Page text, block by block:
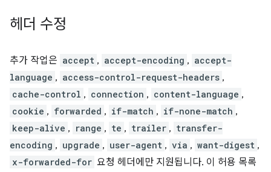
헤더 수정
추가 작업은 accept , accept-encoding , accept-
language , access-control-request-headers ,
cache-control , connection , content-language ,
cookie , forwarded , if-match , if-none-match ,
keep-alive , range , te , trailer , transfer-
encoding , upgrade , user-agent , via , want-digest ,
x-forwarded-for 요청 헤더에만 지원됩니다. 이 허용 목록